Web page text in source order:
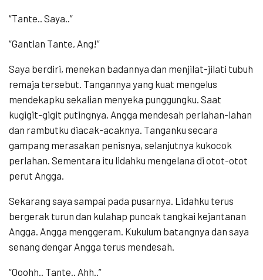
“Tante.. Saya..”
“Gantian Tante, Ang!”
Saya berdiri, menekan badannya dan menjilat-jilati tubuh
remaja tersebut. Tangannya yang kuat mengelus
mendekapku sekalian menyeka punggungku. Saat
kugigit-gigit putingnya, Angga mendesah perlahan-lahan
dan rambutku diacak-acaknya. Tanganku secara
gampang merasakan penisnya, selanjutnya kukocok
perlahan. Sementara itu lidahku mengelana di otot-otot
perut Angga.
Sekarang saya sampai pada pusarnya. Lidahku terus
bergerak turun dan kulahap puncak tangkai kejantanan
Angga. Angga menggeram. Kukulum batangnya dan saya
senang dengar Angga terus mendesah.
“Ooohh.. Tante.. Ahh..”